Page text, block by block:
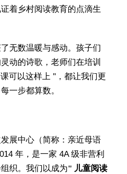
着乡村阅读教育的点滴生
无数温暖与感动。孩子们
动的诗歌，老师们在培训
可以这样上 "，都让我们更
一步都算数。
展中心（简称：亲近母语
年，是一家 4A 级非营利
织。我们以成为" 儿童阅读